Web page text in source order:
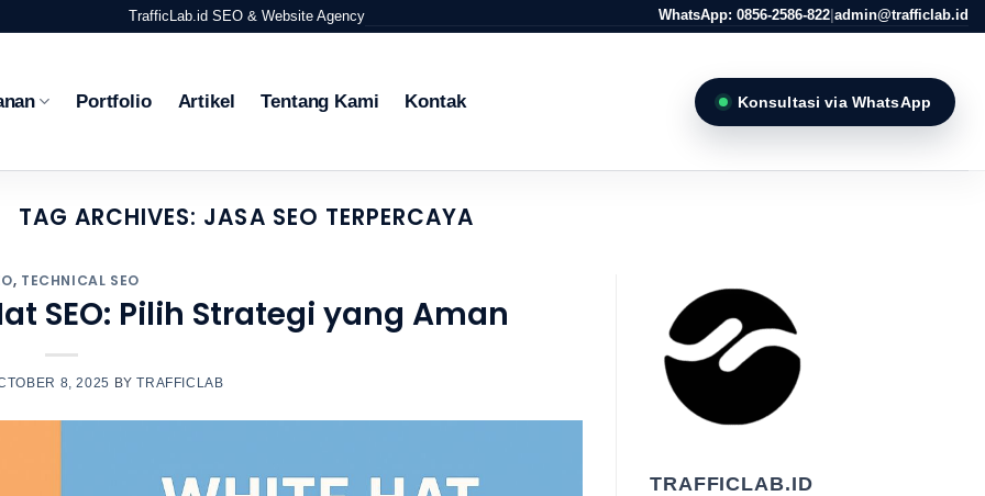
TrafficLab.id SEO & Website Agency WhatsApp: 0856-2586-822 admin@trafficlab.id
Portfolio Artikel Tentang Kami Kontak Konsultasi via WhatsApp
TAG ARCHIVES: JASA SEO TERPERCAYA
, TECHNICAL SEO
SEO: Pilih Strategi yang Aman
8, 2025 BYTRAFFICLAB
TRAFFICLAB.ID